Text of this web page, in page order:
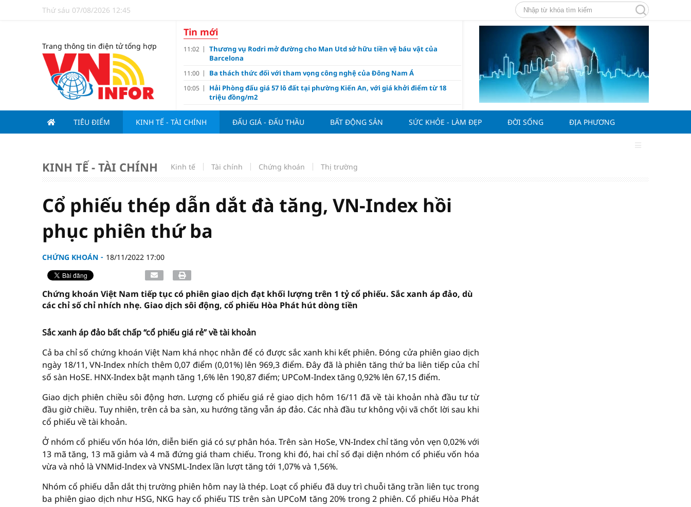
Thứ sáu 07/08/2026 12:45
Trang thông tin điện tử tổng hợp
Tin mới
11:02
Thương vụ Rodri mở đường cho Man Utd sở hữu tiền vệ báu vật của
Barcelona
11:00 Ba thách thức đối với tham vọng công nghệ của Đông Nam Á
10:05
Hải Phòng đấu giá 57 lô đất tại phường Kiến An, với giá khởi điểm từ 18
triệu đồng/m2
09:10 Đề xuất nghỉ 4 ngày liên tục dịp Ngày Văn hóa Việt Nam 2026
09:00 “Chìa khóa” triển khai ESG thực chất
07:00 Hoàn thiện quy định người nước ngoài sở hữu nhà ở
việc chăm chỉ
15:00
HoREA đề xuất chỉ áp dụng thời hạn sử dụng chung cư theo niên hạn với
TIÊU ĐIỂM KINH TẾ - TÀI CHÍNH ĐẤU GIÁ - ĐẤU THẦU BẤT ĐỘNG SẢN SỨC KHỎE - LÀM ĐẸP ĐỜI SỐNG ĐỊA PHƯƠNG
KINH TẾ - TÀI CHÍNH Kinh tế Tài chính Chứng khoán Thị trường
Cổ phiếu thép dẫn dắt đà tăng, VN-Index hồi
phục phiên thứ ba
CHỨNG KHOÁN 18/11/2022 17:00
Chứng khoán Việt Nam tiếp tục có phiên giao dịch đạt khối lượng trên 1 tỷ cổ phiếu. Sắc xanh áp đảo, dù
các chỉ số chỉ nhích nhẹ. Giao dịch sôi động, cổ phiếu Hòa Phát hút dòng tiền
Sắc xanh áp đảo bất chấp “cổ phiếu giá rẻ” về tài khoản
Cả ba chỉ số chứng khoán Việt Nam khá nhọc nhằn để có được sắc xanh khi kết phiên. Đóng cửa phiên giao dịch
ngày 18/11, VN-Index nhích thêm 0,07 điểm (0,01%) lên 969,3 điểm. Đây đã là phiên tăng thứ ba liên tiếp của chỉ
số sàn HoSE. HNX-Index bật mạnh tăng 1,6% lên 190,87 điểm; UPCoM-Index tăng 0,92% lên 67,15 điểm.
Giao dịch phiên chiều sôi động hơn. Lượng cổ phiếu giá rẻ giao dịch hôm 16/11 đã về tài khoản nhà đầu tư từ
đầu giờ chiều. Tuy nhiên, trên cả ba sàn, xu hướng tăng vẫn áp đảo. Các nhà đầu tư không vội vã chốt lời sau khi
cổ phiếu về tài khoản.
Ở nhóm cổ phiếu vốn hóa lớn, diễn biến giá có sự phân hóa. Trên sàn HoSe, VN-Index chỉ tăng vỏn vẹn 0,02% với
13 mã tăng, 13 mã giảm và 4 mã đứng giá tham chiếu. Trong khi đó, hai chỉ số đại diện nhóm cổ phiếu vốn hóa
vừa và nhỏ là VNMid-Index và VNSML-Index lần lượt tăng tới 1,07% và 1,56%.
Nhóm cổ phiếu dẫn dắt thị trường phiên hôm nay là thép. Loạt cổ phiếu đã duy trì chuỗi tăng trần liên tục trong
ba phiên giao dịch như HSG, NKG hay cổ phiếu TIS trên sàn UPCoM tăng 20% trong 2 phiên. Cổ phiếu Hòa Phát